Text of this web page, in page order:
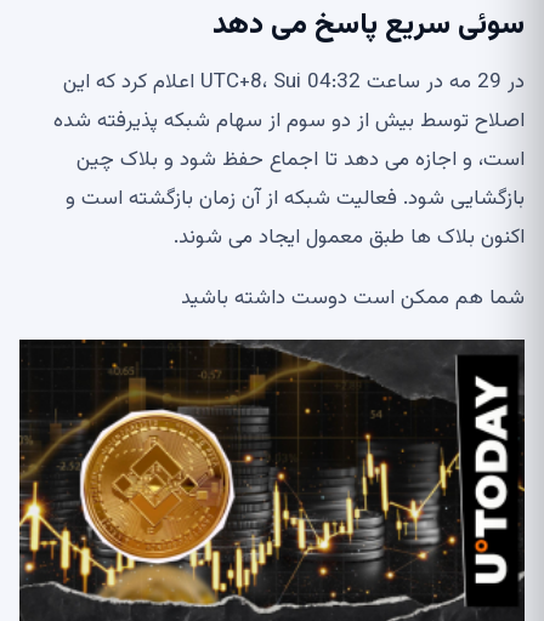
سوئی سریع پاسخ می دهد
در 29 مه در ساعت 04:32 UTC+8، Sui اعلام کرد که این
اصلاح توسط بیش از دو سوم از سهام شبکه پذیرفته شده
است، و اجازه می دهد تا اجماع حفظ شود و بلاک چین
بازگشایی شود. فعالیت شبکه از آن زمان بازگشته است و
اکنون بلاک ها طبق معمول ایجاد می شوند.
شما هم ممکن است دوست داشته باشید